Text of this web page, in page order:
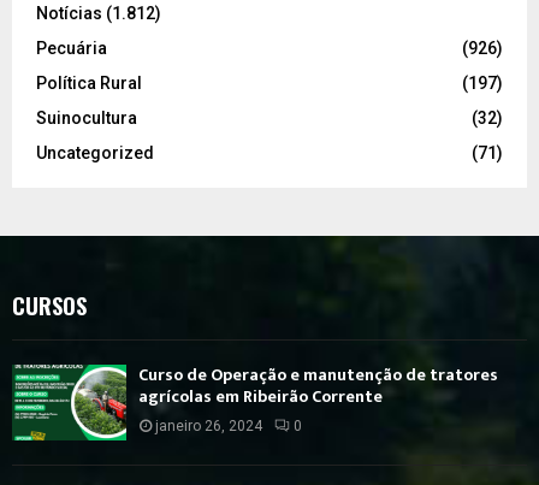
Notícias (1.812)
Pecuária
(926)
Política Rural
(197)
Suinocultura
(32)
Uncategorized
(71)
CURSOS
Curso de Operação e manutenção de tratores
agrícolas em Ribeirão Corrente
janeiro 26, 2024 0